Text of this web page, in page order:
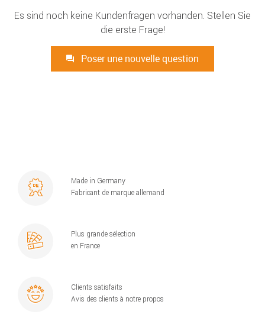
Es sind noch keine Kundenfragen vorhanden. Stellen Sie
die erste Frage!
Poser une nouvelle question
Made in Germany
Fabricant de marque allemand
Plus grande sélection
en France
Clients satisfaits
Avis des clients à notre propos